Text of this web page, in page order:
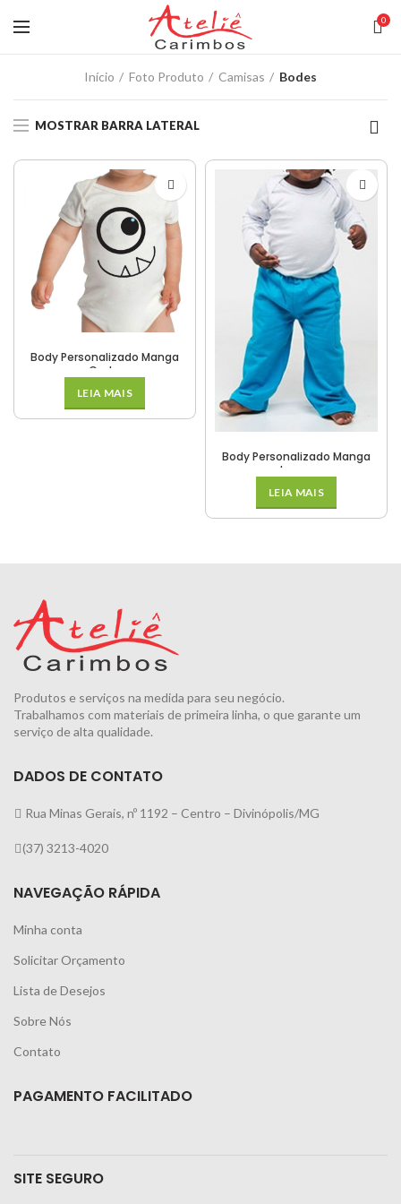
0
Início Foto Produto Camisas Bodes
MOSTRAR BARRA LATERAL
Body Personalizado Manga
Curta
LEIA MAIS
Body Personalizado Manga
Longa
LEIA MAIS
Produtos e serviços na medida para seu negócio.
Trabalhamos com materiais de primeira linha, o que garante um
serviço de alta qualidade.
DADOS DE CONTATO
Rua Minas Gerais, nº 1192 – Centro – Divinópolis/MG
(37) 3213-4020
NAVEGAÇÃO RÁPIDA
Minha conta
Solicitar Orçamento
Lista de Desejos
Sobre Nós
Contato
PAGAMENTO FACILITADO
SITE SEGURO